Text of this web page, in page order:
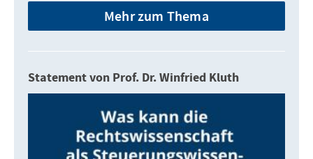
Mehr zum Thema
Statement von Prof. Dr. Winfried Kluth